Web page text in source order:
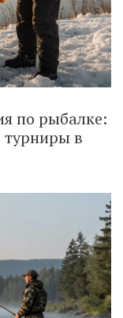
по рыбалке:
в